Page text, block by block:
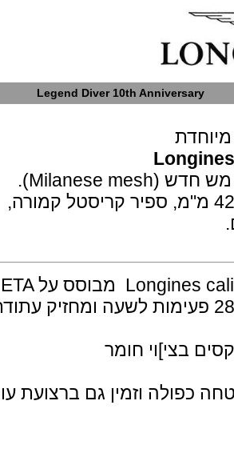
Legend Diver 10th
בנוי פלדת אל חלד בקוטר 42 מ"מ, ספיר קריסטל קמורה,
המנגנון מכני אוטומטי דגם Longines caliber L633 מבוסס על ETA
2 עם 25 אבני רובי, פועם 28,800 פעימות לשעה ומחזיק עתודת
חומר
וזמין גם ברצועת עור